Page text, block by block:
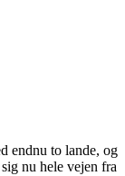
endnu to lande, og
nu hele vejen fra